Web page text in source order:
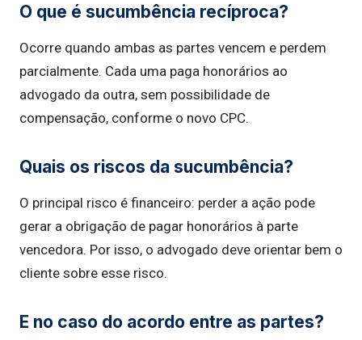
O que é sucumbência recíproca?
Ocorre quando ambas as partes vencem e perdem
parcialmente. Cada uma paga honorários ao
advogado da outra, sem possibilidade de
compensação, conforme o novo CPC.
Quais os riscos da sucumbência?
O principal risco é financeiro: perder a ação pode
gerar a obrigação de pagar honorários à parte
vencedora. Por isso, o advogado deve orientar bem o
cliente sobre esse risco.
E no caso do acordo entre as partes?